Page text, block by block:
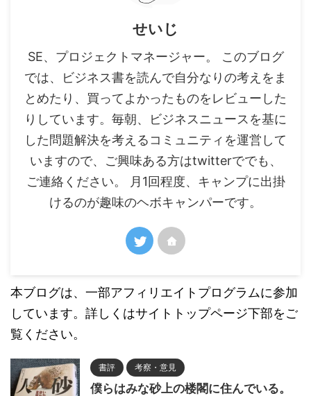
せいじ
SE、プロジェクトマネージャー。 このブログ
では、ビジネス書を読んで自分なりの考えをま
とめたり、買ってよかったものをレビューした
りしています。毎朝、ビジネスニュースを基に
した問題解決を考えるコミュニティを運営して
いますので、ご興味ある方はtwitterででも、
ご連絡ください。 月1回程度、キャンプに出掛
けるのが趣味のヘボキャンパーです。
本ブログは、一部アフィリエイトプログラムに参加
しています。詳しくはサイトトップページ下部をご
覧ください。
書評 考察・意見
僕らはみな砂上の楼閣に住んでいる。